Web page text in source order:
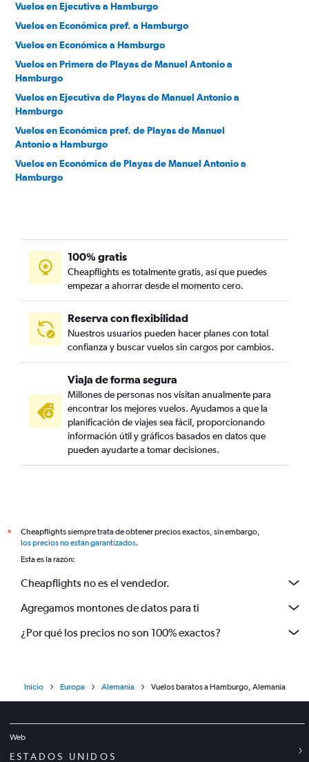
Vuelos en Ejecutiva a Hamburgo
Vuelos en Económica pref. a Hamburgo
Vuelos en Económica a Hamburgo
Vuelos en Primera de Playas de Manuel Antonio a
Hamburgo
Vuelos en Ejecutiva de Playas de Manuel Antonio a
Hamburgo
Vuelos en Económica pref. de Playas de Manuel
Antonio a Hamburgo
Vuelos en Económica de Playas de Manuel Antonio a
Hamburgo
100% gratis
Cheapflights es totalmente gratis, así que puedes
empezar a ahorrar desde el momento cero.
Reserva con flexibilidad
Nuestros usuarios pueden hacer planes con total
confianza y buscar vuelos sin cargos por cambios.
Viaja de forma segura
Millones de personas nos visitan anualmente para
encontrar los mejores vuelos. Ayudamos a que la
planificación de viajes sea fácil, proporcionando
información útil y gráficos basados en datos que
pueden ayudarte a tomar decisiones.
*
Cheapflights siempre trata de obtener precios exactos, sin embargo,
los precios no están garantizados.
Esta es la razón:
Cheapflights no es el vendedor.
Agregamos montones de datos para ti
¿Por qué los precios no son 100% exactos?
Inicio Europa Alemania Vuelos baratos a Hamburgo, Alemania
Web
ESTADOS UNIDOS